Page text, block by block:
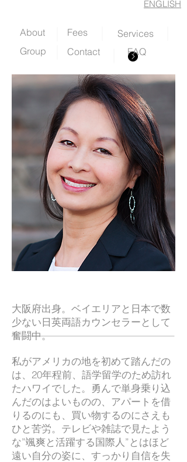
ENGLISH
About
Group
Fees
Services
Contact
FAQ
大阪府出身。ベイエリアと日本で数
少ない日英両語カウンセラーとして
奮闘中。
私がアメリカの地を初めて踏んだの
は、20年程前、語学留学のため訪れ
たハワイでした。勇んで単身乗り込
んだのはよいものの、アパートを借
りるのにも、買い物するのにさえも
ひと苦労。テレビや雑誌で見たよう
な”颯爽と活躍する国際人”とはほど
遠い自分の姿に、すっかり自信を失